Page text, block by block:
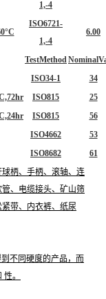
1,-4
ISO6721-
1,-4
6.00
TestMethod
ISO34-1 34
ISO815
25
ISO815
56
ISO4662
53
ISO8682
61
柄、手柄、滚轴、连
、电缆接头、矿山筛
带、内衣裤、纸尿
不同硬度的产品，而
。